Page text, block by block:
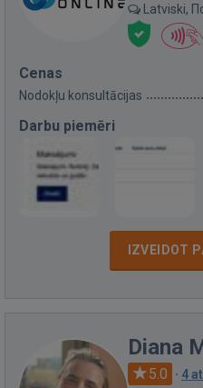
Latviski,
Cenas
Nodokļu konsultācijas
Darbu piemēri
IZVEIDOT
Diana
5.0 · 4